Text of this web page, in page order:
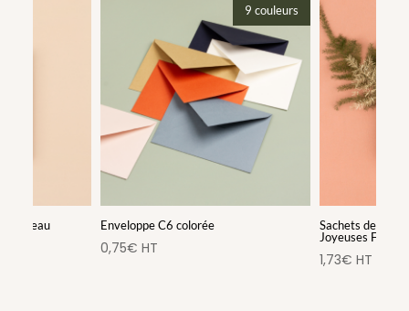
Cadeau
9 couleurs
Enveloppe C6 colorée
0,75€ HT
Sachets de
Joyeuses Fêtes
1,73€ HT